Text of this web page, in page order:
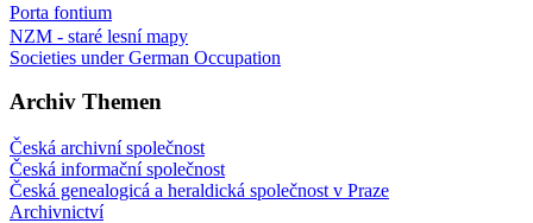
Porta fontium
NZM - staré lesní mapy
Societies under German Occupation
Archiv Themen
Česká archivní společnost
Česká informační společnost
Česká genealogicá a heraldická společnost v Praze
Archivnictví